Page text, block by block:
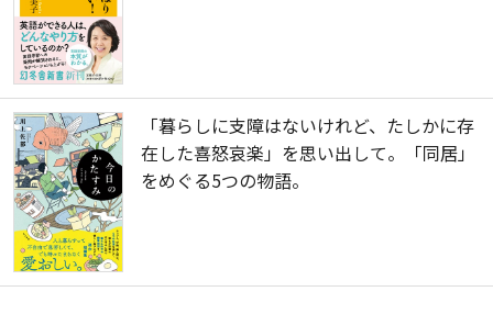
「暮らしに支障はないけれど、たしかに存
在した喜怒哀楽」を思い出して。「同居」
をめぐる5つの物語。